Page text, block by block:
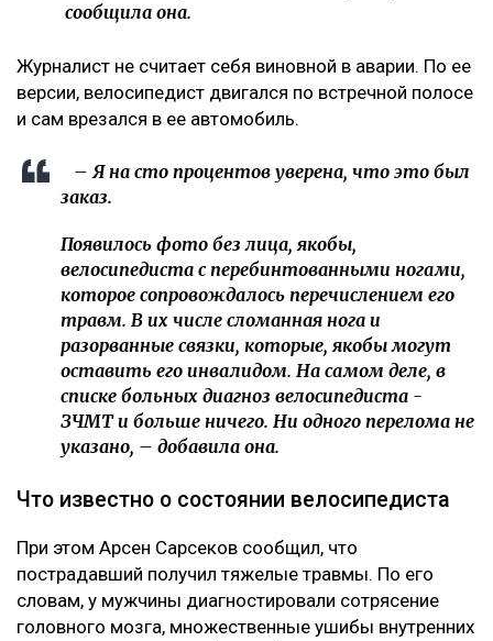
сообщила она.
Журналист не считает себя виновной в аварии. По ее
версии, велосипедист двигался по встречной полосе
и сам врезался в ее автомобиль.
– Я на сто процентов уверена, что это был
заказ.
Появилось фото без лица, якобы,
велосипедиста с перебинтованными ногами,
которое сопровождалось перечислением его
травм. В их числе сломанная нога и
разорванные связки, которые, якобы могут
оставить его инвалидом. На самом деле, в
списке больных диагноз велосипедиста -
ЗЧМТ и больше ничего. Ни одного перелома не
указано, – добавила она.
Что известно о состоянии велосипедиста
При этом Арсен Сарсеков сообщил, что
пострадавший получил тяжелые травмы. По его
словам, у мужчины диагностировали сотрясение
головного мозга, множественные ушибы внутренних